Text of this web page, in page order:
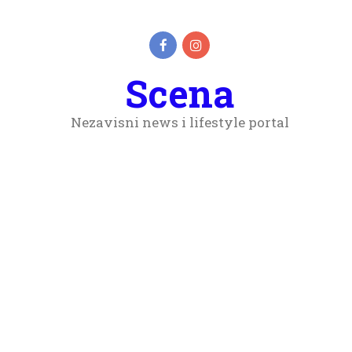
Scena
Nezavisni news i lifestyle portal